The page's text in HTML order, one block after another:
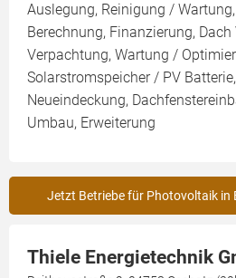
Auslegung, Reinigung /
Berechnung, Finanzierung,
Verpachtung, Wartung /
Solarstromspeicher / PV
Neueindeckung,
Umbau, Erweiterung
Jetzt Betriebe für Photovoltaik in
Thiele Energietechnik